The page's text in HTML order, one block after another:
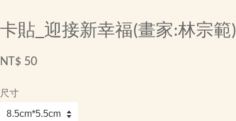
卡貼_迎接新幸福(畫家:林宗範)
NT$ 50
尺寸